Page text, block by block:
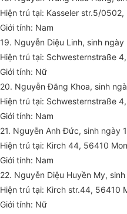
Hiện trú tại: Kasseler str.5/
Giới tính: Nam
19. Nguyễn Diệu Linh, sinh
Hiện trú tại: Schwesternstraße
Giới tính: Nữ
20. Nguyễn Đăng Khoa, sinh
Hiện trú tại: Schwesternstraße
Giới tính: Nam
21. Nguyễn Anh Đức, sinh ngày
Hiện trú tại: Kirch 44, 56410
Giới tính: Nam
22. Nguyễn Diệu Huyền My,
Hiện trú tại: Kirch str.44, 56410
Giới tính: Nữ